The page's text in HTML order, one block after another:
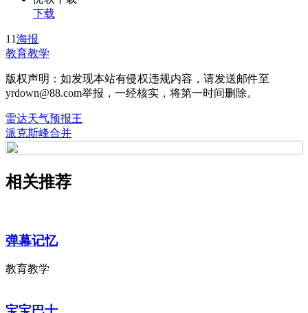
下载
11海报
教育教学
版权声明：如发现本站有侵权违规内容，请发送邮件至
yrdown@88.com举报，一经核实，将第一时间删除。
雷达天气预报王
派克斯峰合并
相关推荐
弹幕记忆
教育教学